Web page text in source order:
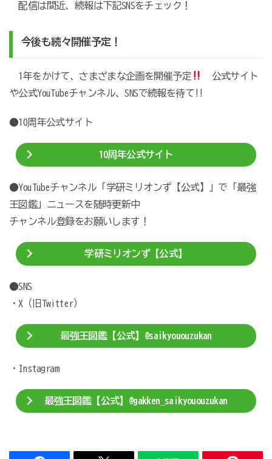
配信は間近、続報は下記SNSをチェック！
今後も続々開催予定！
1年をかけて、さまざまな企画を開催予定
公式サイト
や公式YouTubeチャンネル、SNSで続報を待て!!
●10周年公式サイト
10周年公式サイト
●YouTubeチャンネル「学研ミリオンず【公式】」で「最強
王図鑑」ニュースを随時更新中
チャンネル登録をお願いします！
学研ミリオンず【公式】
●SNS
・X（旧Twitter）
最強王図鑑【公式】@saikyououzukan
・Instagram
最強王図鑑【公式】@gakken_saikyououzukan